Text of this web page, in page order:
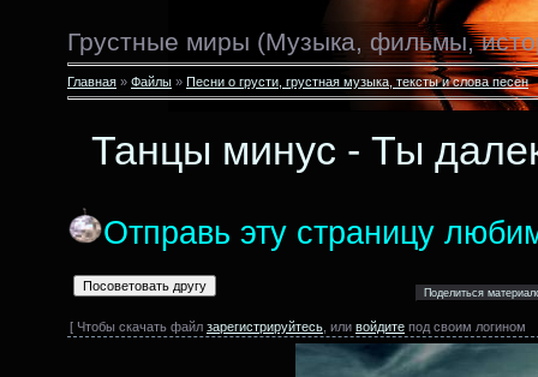
Грустные миры (Музыка, фильмы,
Главная » Файлы » Песни о грусти, грустная музыка, тексты и слова песен
Танцы минус - Ты
Отправь эту страницу
[ Чтобы скачать файл зарегистрируйтесь , или войдите под своим логином